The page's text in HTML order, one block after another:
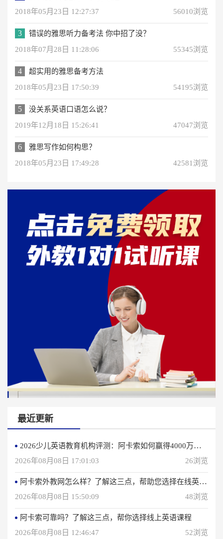
2018年05月23日 12:27:37
56010浏览
3
错误的雅思听力备考法 你中招了没？
2018年07月28日 11:28:06
55345浏览
4
超实用的雅思备考方法
2018年05月23日 17:50:39
54195浏览
5
没关系英语口语怎么说？
2019年12月18日 15:26:41
47047浏览
6
雅思写作如何构思？
2018年05月23日 17:49:28
42581浏览
最近更新
2026少儿英语教育机构评测：阿卡索如何赢得4000万用户信赖？
2026年08月08日 17:01:03
26浏览
阿卡索外教网怎么样？了解这三点，帮助您选择在线英语学习方法
2026年08月08日 15:50:09
48浏览
阿卡索可靠吗？了解这三点，帮你选择线上英语课程
2026年08月08日 12:46:47
52浏览